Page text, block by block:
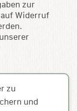
zur
Widerruf
zu
und